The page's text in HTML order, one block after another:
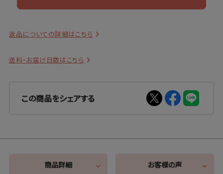
返品についての詳細はこちら
送料・お届け日数はこちら
この商品をシェアする
商品詳細 お客様の声